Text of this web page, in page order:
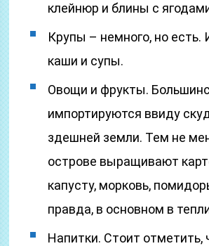
клейнюр и блины с
Крупы – немного, но есть.
каши и супы.
Овощи и фрукты.
импортируются ввиду
здешней земли. Тем не
острове выращивают
капусту, морковь,
правда, в основном в
Напитки. Стоит отметить,